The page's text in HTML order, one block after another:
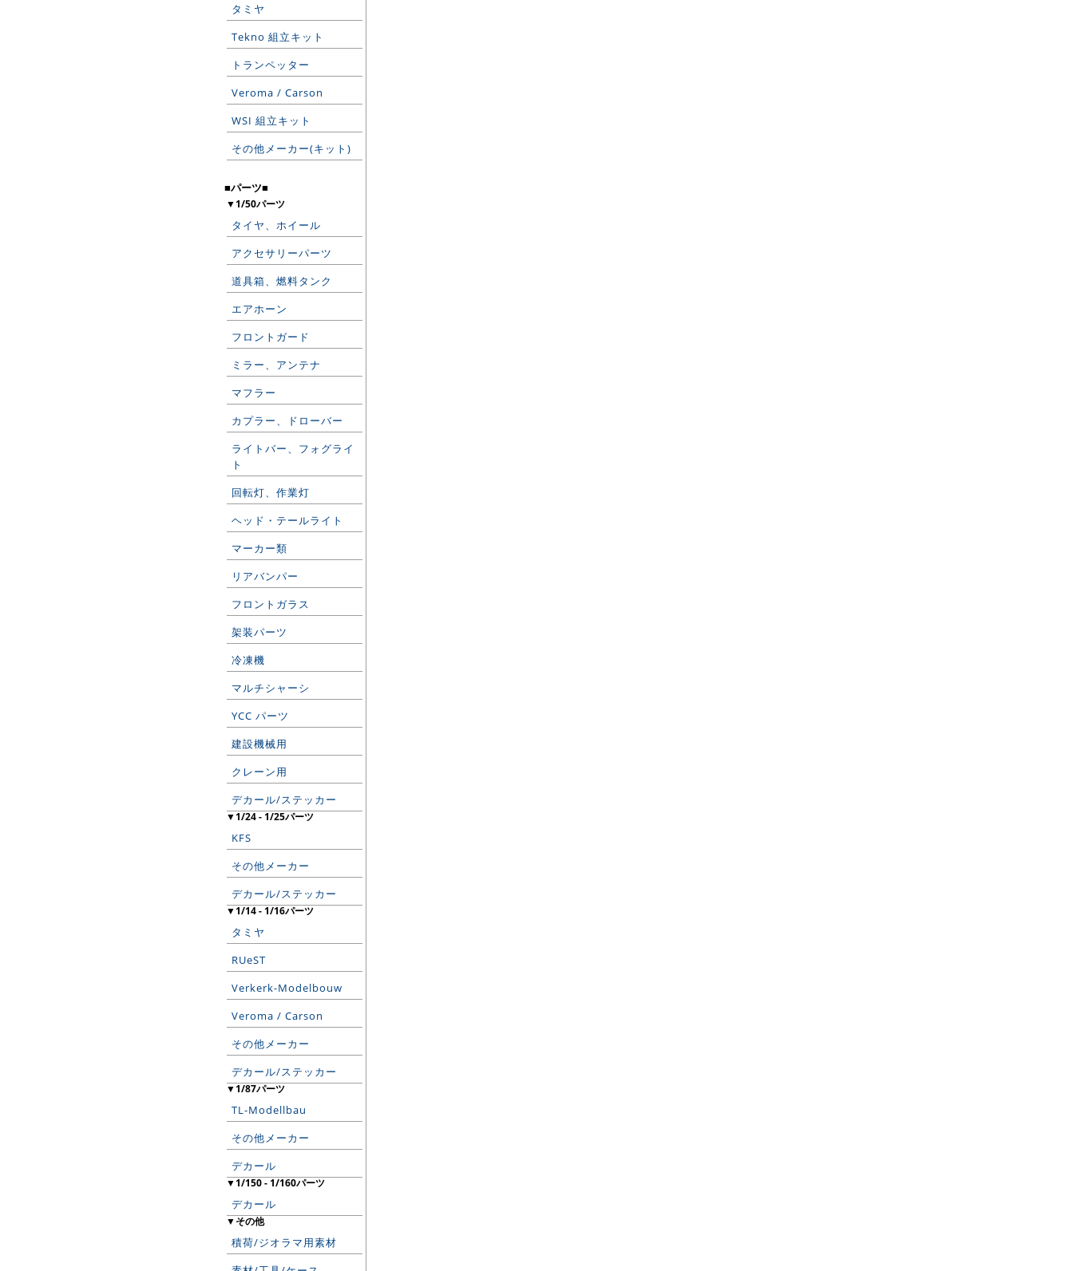
タミヤ
Tekno 組立キット
トランペッター
Veroma / Carson
WSI 組立キット
その他メーカー(キット)
■パーツ■
▼1/50パーツ
タイヤ、ホイール
アクセサリーパーツ
道具箱、燃料タンク
エアホーン
フロントガード
ミラー、アンテナ
マフラー
カプラー、ドローバー
ライトバー、フォグライ
ト
回転灯、作業灯
ヘッド・テールライト
マーカー類
リアバンパー
フロントガラス
架装パーツ
冷凍機
マルチシャーシ
YCC パーツ
建設機械用
クレーン用
デカール/ステッカー
▼1/24 - 1/25パーツ
KFS
その他メーカー
デカール/ステッカー
▼1/14 - 1/16パーツ
タミヤ
RUeST
Verkerk-Modelbouw
Veroma / Carson
その他メーカー
デカール/ステッカー
▼1/87パーツ
TL-Modellbau
その他メーカー
デカール
▼1/150 - 1/160パーツ
デカール
▼その他
積荷/ジオラマ用素材